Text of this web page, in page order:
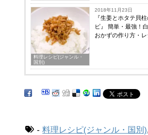
料理レシピ(ジャンル・
国別)
2018年11月23日
『生姜とホタテ貝
ピ』 簡単・最強！
おかずの作り方・
-料理レシピ(ジャンル・国別)